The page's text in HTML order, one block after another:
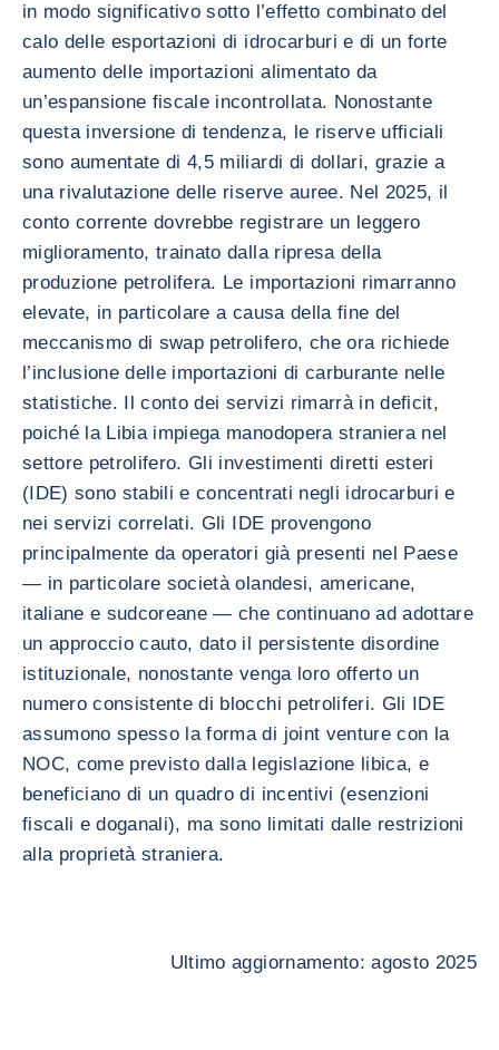
in modo significativo sotto l’effetto combinato del
calo delle esportazioni di idrocarburi e di un forte
aumento delle importazioni alimentato da
un’espansione fiscale incontrollata. Nonostante
questa inversione di tendenza, le riserve ufficiali
sono aumentate di 4,5 miliardi di dollari, grazie a
una rivalutazione delle riserve auree. Nel 2025, il
conto corrente dovrebbe registrare un leggero
miglioramento, trainato dalla ripresa della
produzione petrolifera. Le importazioni rimarranno
elevate, in particolare a causa della fine del
meccanismo di swap petrolifero, che ora richiede
l’inclusione delle importazioni di carburante nelle
statistiche. Il conto dei servizi rimarrà in deficit,
poiché la Libia impiega manodopera straniera nel
settore petrolifero. Gli investimenti diretti esteri
(IDE) sono stabili e concentrati negli idrocarburi e
nei servizi correlati. Gli IDE provengono
principalmente da operatori già presenti nel Paese
— in particolare società olandesi, americane,
italiane e sudcoreane — che continuano ad adottare
un approccio cauto, dato il persistente disordine
istituzionale, nonostante venga loro offerto un
numero consistente di blocchi petroliferi. Gli IDE
assumono spesso la forma di joint venture con la
NOC, come previsto dalla legislazione libica, e
beneficiano di un quadro di incentivi (esenzioni
fiscali e doganali), ma sono limitati dalle restrizioni
alla proprietà straniera.
Ultimo aggiornamento: agosto 2025